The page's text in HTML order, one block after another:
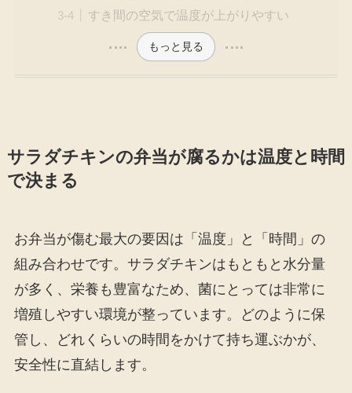
すき間の空気で温度が上がりやすい
もっと見る
サラダチキンの弁当が腐るかは温度と時間
で決まる
お弁当が傷む最大の要因は「温度」と「時間」の
組み合わせです。サラダチキンはもともと水分量
が多く、栄養も豊富なため、菌にとっては非常に
増殖しやすい環境が整っています。どのように保
管し、どれくらいの時間をかけて持ち運ぶかが、
安全性に直結します。